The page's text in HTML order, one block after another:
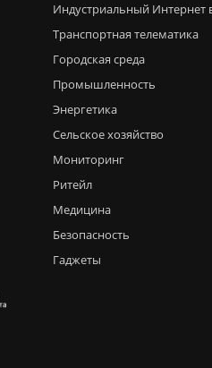
Индустриальный Интернет
Транспортная телематика
Городская среда
Промышленность
Энергетика
Сельское хозяйство
Мониторинг
Ритейл
Медицина
Безопасность
Гаджеты